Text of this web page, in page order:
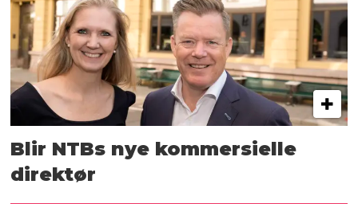
Blir NTBs nye kommersielle
direktør